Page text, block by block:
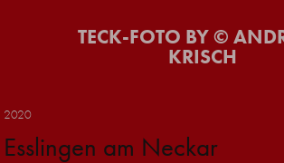
TECK-FOTO BY ©
KRISCH
2020
Esslingen am Neckar